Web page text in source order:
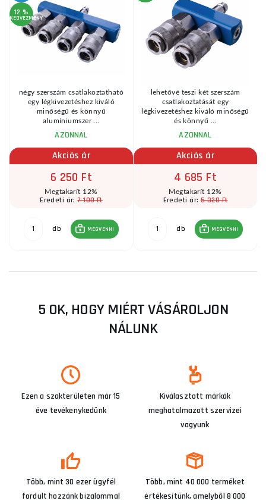
12 %
KEDVEZMÉNY
négy szerszám csatlakoztatható
egy légkivezetéshez kiváló
minőségű és könnyű
alumíniumszer ...
AZONNAL
Akciós ár
6 250 Ft
Megtakarít 12%
Eredeti ár:7 100 Ft
db MEGVENNI
lehetővé teszi két szerszám
csatlakoztatását egy
légkivezetéshez kiváló minőségű
és könnyű ...
AZONNAL
Akciós ár
4 685 Ft
Megtakarít 12%
Eredeti ár:5 320 Ft
db MEGVENNI
5 OK, HOGY MIÉRT VÁSÁROLJON
NÁLUNK
Ezen a szakterületen már 15
éve tevékenykedünk
Kiválasztott márkák
meghatalmazott szervizei
vagyunk
Több, mint 30 ezer ügyfél
fordult hozzánk bizalommal
Több, mint 40 000 terméket
értékesítünk, amelyből 8 000